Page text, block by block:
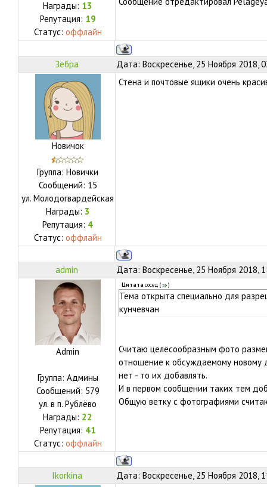
Награды: 13
Репутация: 19
Статус: оффлайн
Зебра Дата: Воскресенье, 25 Ноября 2018,
Новичок
Группа: Новички
Сообщений: 15
ул. Молодогвардейская
Награды: 3
Репутация: 4
Статус: оффлайн
Стена и почтовые ящики очень
admin Дата: Воскресенье, 25 Ноября 2018,
Admin
Группа: Админы
Сообщений: 579
ул. в п. Рублёво
Награды: 22
Репутация: 41
Статус: оффлайн
Цитата сосед ( )
Тема открыта специально для
кунчевчан
Считаю целесообразным фото
отношение к обсуждаемому новому
нет - то их добавлять.
И в первом сообщении таких тем
Общую ветку с фотографиями
Ikorkina Дата: Воскресенье, 25 Ноября 2018,